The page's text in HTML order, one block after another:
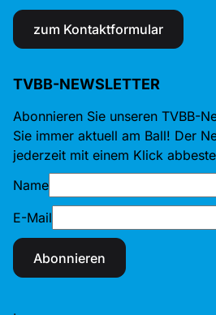
zum Kontaktformular
TVBB-NEWSLETTER
Abonnieren Sie unseren TVBB-
Sie immer aktuell am Ball! Der
jederzeit mit einem Klick
Name
E-Mail
Abonnieren